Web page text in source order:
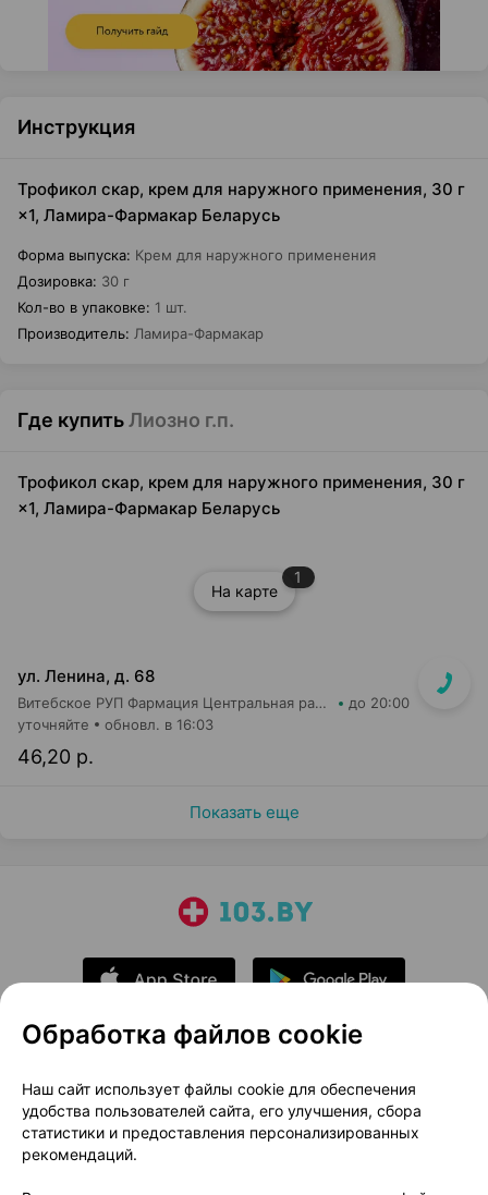
Инструкция
Трофикол скар, крем для наружного применения, 30 г
×1, Ламира-Фармакар Беларусь
Форма выпуска: Крем для наружного применения
Дозировка: 30 г
Кол-во в упаковке: 1 шт.
Производитель: Ламира-Фармакар
Где купитьЛиозно г.п.
Трофикол скар, крем для наружного применения, 30 г
×1, Ламира-Фармакар Беларусь
На карте
1
ул. Ленина, д. 68
Витебское РУП Фармация Центральная районная аптека №16 до 20:00
46,20 р.
уточняйте обновл. в 16:03
Показать еще
О проекте
Новости проекта
Размещение рекламы
Медицинский маркетинг
Публичный договор
Доставка
Обработка файлов cookie
Наш сайт использует файлы cookie для обеспечения
удобства пользователей сайта, его улучшения, сбора
статистики и предоставления персонализированных
рекомендаций.